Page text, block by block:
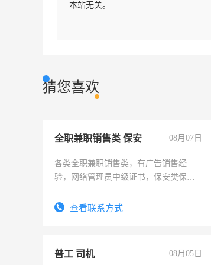
本站无关。
猜您喜欢
全职兼职销售类 保安 08月07日
各类全职兼职销售类，有广告销售经
验，网络管理员中级证书，保安类保安
有高低压电工证和十几年工作经验
查看联系方式
普工 司机 08月05日